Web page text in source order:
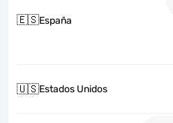
🇪🇸España
🇺🇸Estados Unidos